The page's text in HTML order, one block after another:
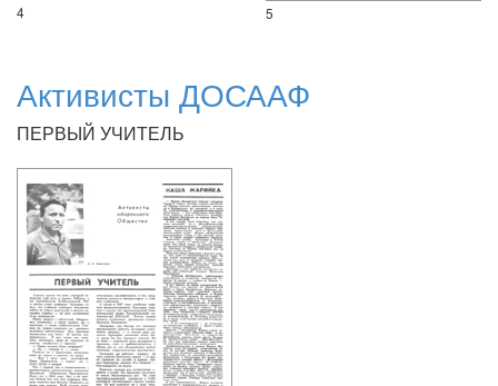
4 5
Активисты ДОСААФ
ПЕРВЫЙ УЧИТЕЛЬ